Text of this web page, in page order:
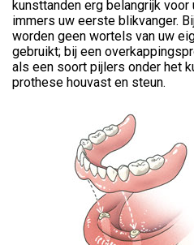
kunsttanden erg belangrijk
immers uw eerste blikvanger.
worden geen wortels van uw
gebruikt; bij een
als een soort pijlers onder het
prothese houvast en steun.